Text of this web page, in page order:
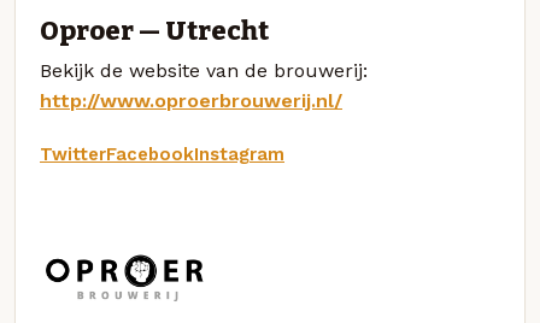
Oproer — Utrecht
Bekijk de website van de brouwerij:
http://www.oproerbrouwerij.nl/
TwitterFacebookInstagram